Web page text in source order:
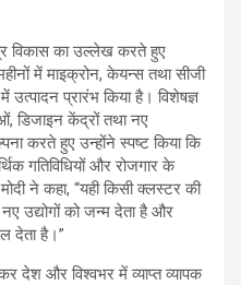
विकास का उल्लेख करते हुए
में माइक्रोन, केयन्स तथा सीजी
प्रारंभ किया है। विशेषज्ञ
डिजाइन केंद्रों तथा नए
करते हुए उन्होंने स्पष्ट किया कि
गतिविधियों और रोजगार के
ने कहा, “यही किसी क्लस्टर की
उद्योगों को जन्म देता है और
देता है।”
देश और विश्वभर में व्याप्त व्यापक